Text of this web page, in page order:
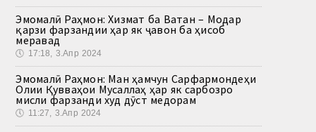
Эмомалӣ Раҳмон: Хизмат ба Ватан – Модар
қарзи фарзандии ҳар як ҷавон ба ҳисоб
меравад
🕔 17:18, 3.Апр 2024
Эмомалӣ Раҳмон: Ман ҳамчун Сарфармондеҳи
Олии Қувваҳои Мусаллаҳ ҳар як сарбозро
мисли фарзанди худ дӯст медорам
🕔 11:27, 3.Апр 2024